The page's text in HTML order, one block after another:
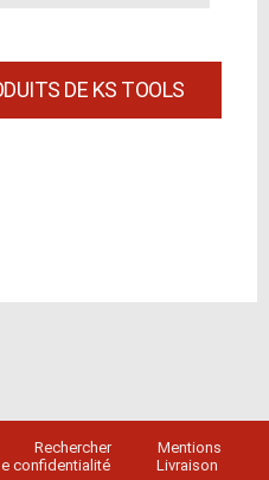
DE KS TOOLS
Rechercher
Mentions
confidentialité Livraison